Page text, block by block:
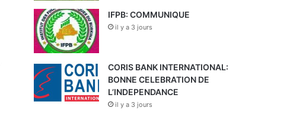
IFPB: COMMUNIQUE
il y a 3 jours
CORIS BANK INTERNATIONAL:
BONNE CELEBRATION DE
L’INDEPENDANCE
il y a 3 jours